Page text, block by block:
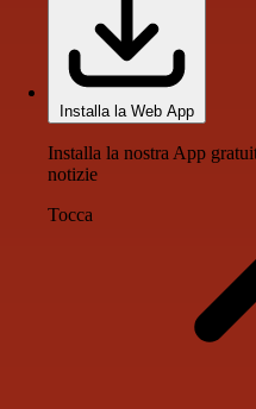
Installa la Web App
Installa la nostra App
notizie
Tocca